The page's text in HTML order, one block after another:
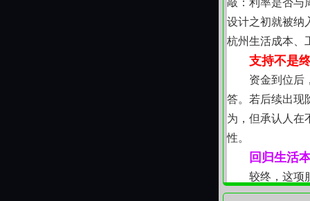
设计之初就被纳
杭州生活成本、
支持不是
资金到位后
答。若后续出现
为，但承认人在
性。
回归生活
较终，这项
容。修好漏水的